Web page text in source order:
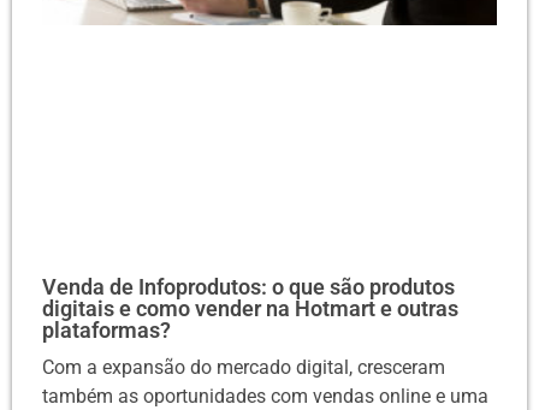
Venda de Infoprodutos: o que são produtos
digitais e como vender na Hotmart e outras
plataformas?
Com a expansão do mercado digital, cresceram
também as oportunidades com vendas online e uma